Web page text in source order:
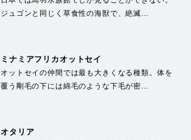
ジュゴンと同じく草食性の海獣で、絶滅…
ミナミアフリカオットセイ
オットセイの仲間では最も大きくなる種類。体を
覆う剛毛の下には綿毛のような下毛が密…
オタリア